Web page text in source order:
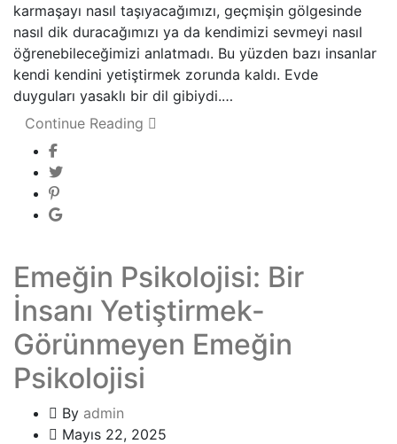
karmaşayı nasıl taşıyacağımızı, geçmişin gölgesinde
nasıl dik duracağımızı ya da kendimizi sevmeyi nasıl
öğrenebileceğimizi anlatmadı. Bu yüzden bazı insanlar
kendi kendini yetiştirmek zorunda kaldı. Evde
duyguları yasaklı bir dil gibiydi.…
Continue Reading
Emeğin Psikolojisi: Bir
İnsanı Yetiştirmek-
Görünmeyen Emeğin
Psikolojisi
By admin
Mayıs 22, 2025